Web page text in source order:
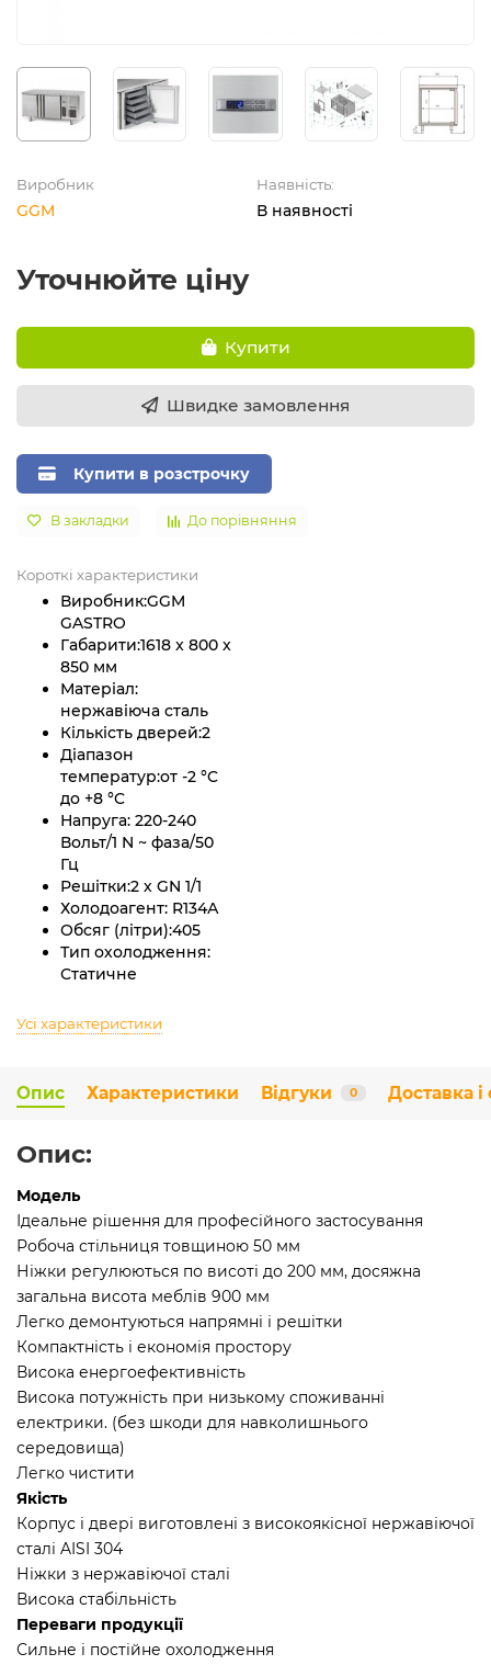
Виробник
GGM
Наявність:
В наявності
Уточнюйте ціну
Купити
Швидке замовлення
Купити в розстрочку
В закладки До порівняння
Короткі характеристики
Виробник:GGM
GASTRO
Габарити:1618 x 800 x
850 мм
Матеріал:
нержавіюча сталь
Кількість дверей:2
Діапазон
температур:от -2 °C
до +8 °C
Напруга: 220-240
Вольт/1 N ~ фаза/50
Гц
Решітки:2 х GN 1/1
Холодоагент: R134А
Обсяг (літри):405
Тип охолодження:
Статичне
Усі характеристики
Опис Характеристики Відгуки 0 Доставка і
Опис:
Модель
Ідеальне рішення для професійного застосування
Робоча стільниця товщиною 50 мм
Ніжки регулюються по висоті до 200 мм, досяжна
загальна висота меблів 900 мм
Легко демонтуються напрямні і решітки
Компактність і економія простору
Висока енергоефективність
Висока потужність при низькому споживанні
електрики. (без шкоди для навколишнього
середовища)
Легко чистити
Якість
Корпус і двері виготовлені з високоякісної нержавіючої
сталі AISI 304
Ніжки з нержавіючої сталі
Висока стабільність
Переваги продукції
Сильне і постійне охолодження